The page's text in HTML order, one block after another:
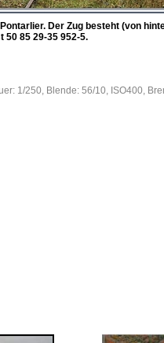
Der Zug besteht (von
50 85 29-35 952-5.
1/250, Blende: 56/10, ISO400,